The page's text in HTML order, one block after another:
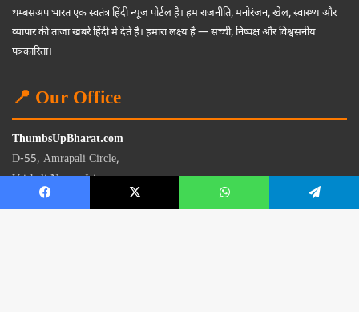
थम्बसअप भारत एक स्वतंत्र हिंदी न्यूज पोर्टल है। हम राजनीति, मनोरंजन, खेल, स्वास्थ्य और
व्यापार की ताजा खबरें हिंदी में देते हैं। हमारा लक्ष्य है — सच्ची, निष्पक्ष और विश्वसनीय
पत्रकारिता।
📍 Our Office
ThumbsUpBharat.com
D-55, Amrapali Circle,
Vaishali Nagar, Jaipur
Rajasthan - 302021